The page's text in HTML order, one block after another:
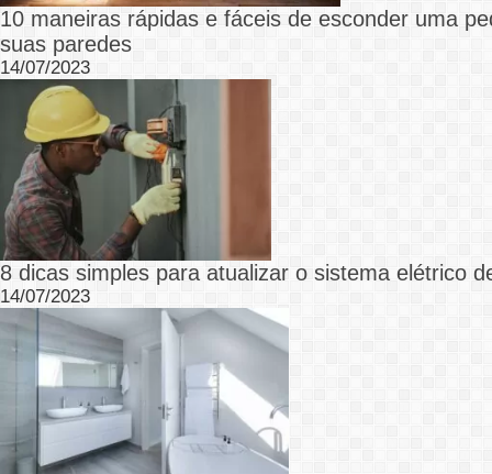
10 maneiras rápidas e fáceis de esconder uma
suas paredes
14/07/2023
8 dicas simples para atualizar o sistema elétrico
14/07/2023